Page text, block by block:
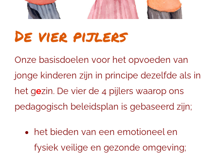
De vier pijlers
Onze basisdoelen voor het opvoeden van
jonge kinderen zijn in principe dezelfde als in
het gezin. De vier de 4 pijlers waarop ons
pedagogisch beleidsplan is gebaseerd zijn;
het bieden van een emotioneel en
fysiek veilige en gezonde omgeving;